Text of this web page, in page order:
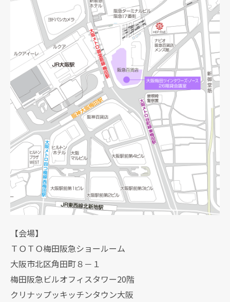
【会場】
ＴＯＴＯ梅田阪急ショールーム
大阪市北区角田町８－１
梅田阪急ビルオフィスタワー20階
クリナップッキッチンタウン大阪